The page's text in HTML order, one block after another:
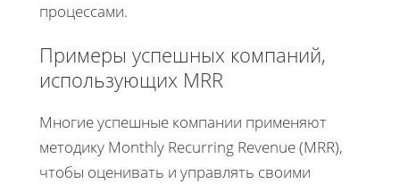
процессами.
Примеры успешных компаний,
использующих MRR
Многие успешные компании применяют
методику Monthly Recurring Revenue (MRR),
чтобы оценивать и управлять своими